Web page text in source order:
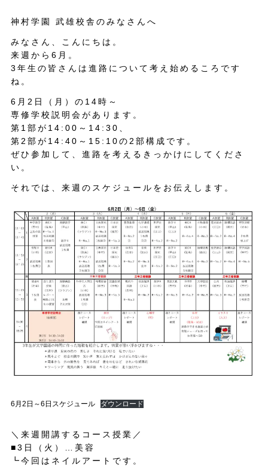
神村学園 武雄校舎のみなさんへ
みなさん、こんにちは。
来週から6月。
3年生の皆さんは進路について考え始めるころです
ね。
6月2日（月）の14時～
専修学校説明会があります。
第1部が14:00～14:30、
第2部が14:40～15:10の2部構成です。
ぜひ参加して、進路を考えるきっかけにしてくださ
い。
それでは、来週のスケジュールをお伝えします。
6月2日～6日スケジュール ダウンロード
＼来週開講するコース授業／
■3日（火）…美容
┗今回はネイルアートです。